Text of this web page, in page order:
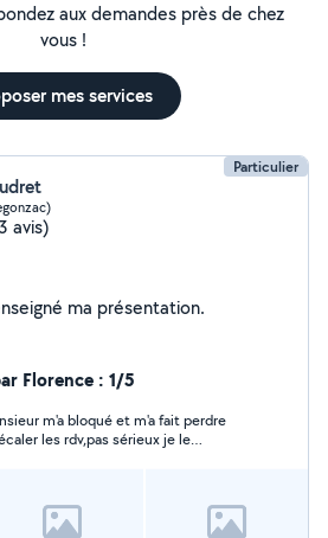
aux demandes près de chez
vous !
mes services
Particulier
avis)
Je n'ai pas encore renseigné ma présentation.
Florence : 1/5
m'a bloqué et m'a fait perdre
les rdv,pas sérieux je le